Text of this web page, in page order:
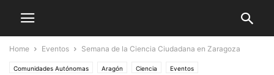
Home Eventos Semana de la Ciencia Ciudadana en Zaragoza
Comunidades Autónomas Aragón Ciencia Eventos